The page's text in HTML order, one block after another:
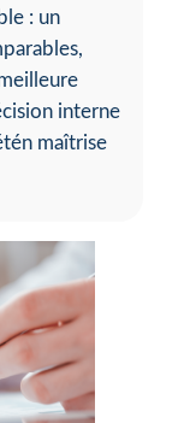
: un
interne
maîtrise